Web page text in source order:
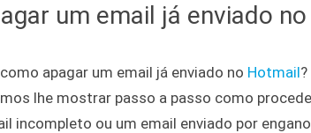
um email já enviado
apagar um email já enviado no Hotmail
lhe mostrar passo a passo como
incompleto ou um email enviado por